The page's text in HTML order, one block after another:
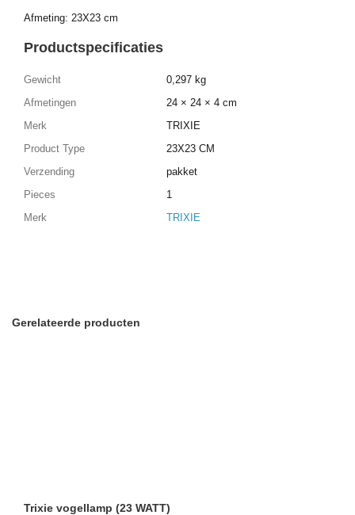
Afmeting: 23X23 cm
Productspecificaties
Gewicht
0,297 kg
Afmetingen
24 × 24 × 4 cm
Merk
TRIXIE
Product Type
23X23 CM
Verzending
pakket
Pieces
1
Merk
TRIXIE
Gerelateerde producten
Trixie vogellamp (23 WATT)